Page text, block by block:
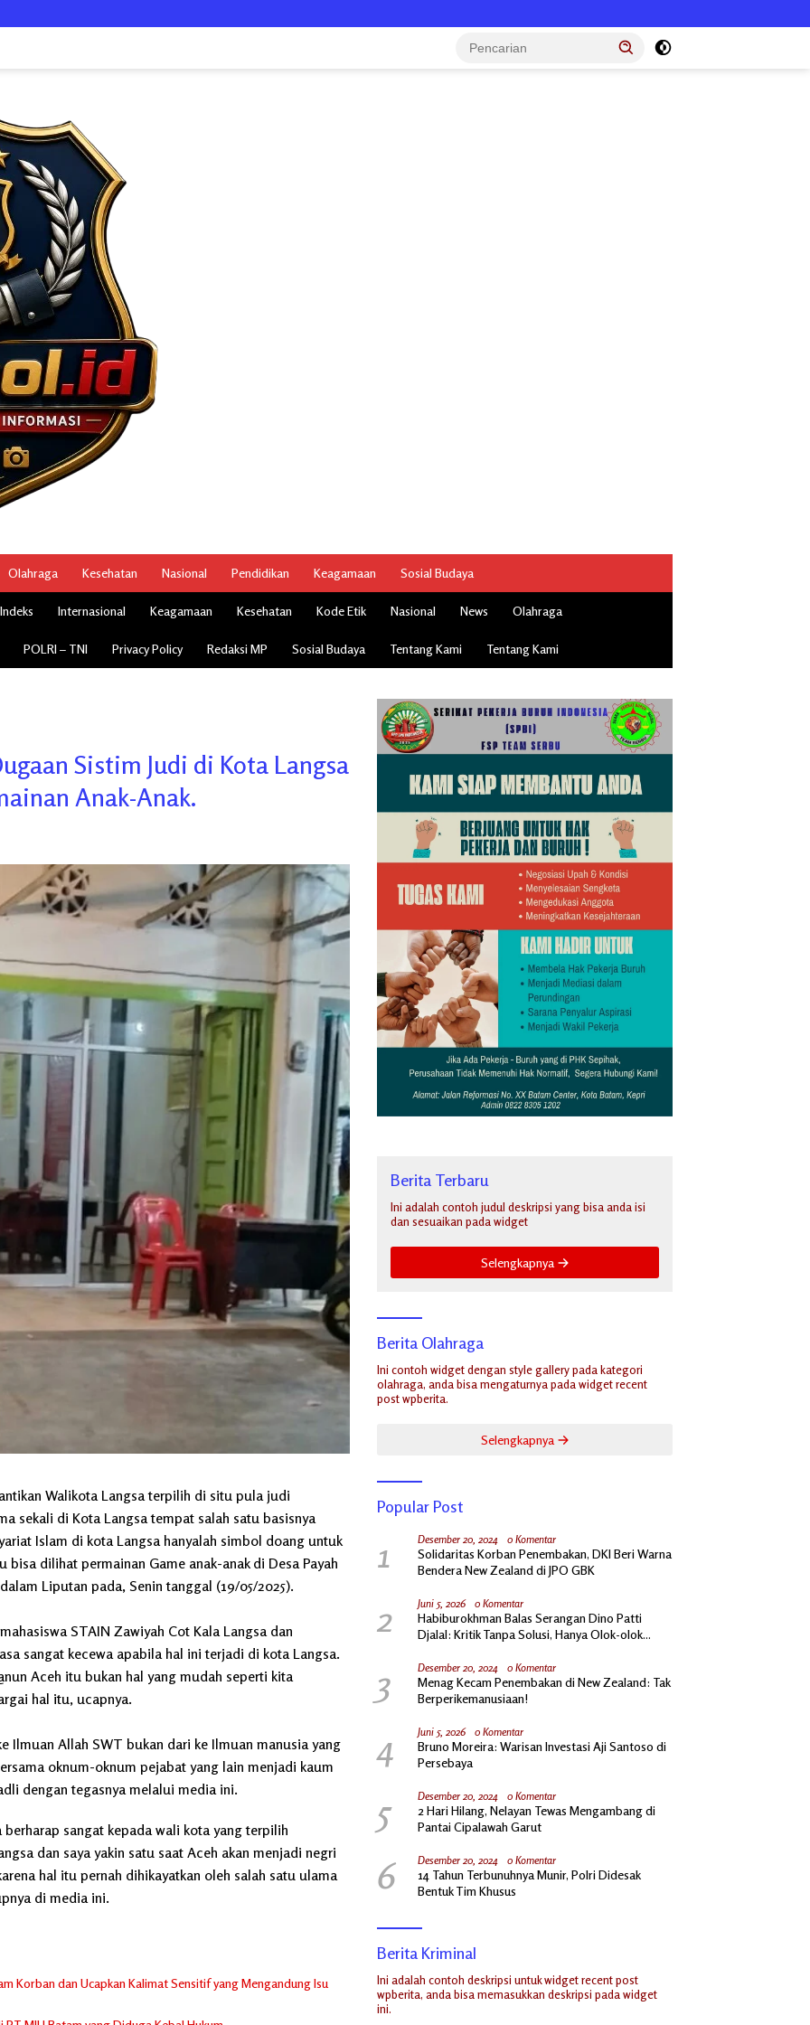
Olahraga Kesehatan Nasional Pendidikan Keagamaan Sosial Budaya
Indeks Internasional Keagamaan Kesehatan Kode Etik Nasional News Olahraga
POLRI – TNI Privacy Policy Redaksi MP Sosial Budaya Tentang Kami Tentang Kami
Sistim Judi di Kota Langsa
Anak-Anak.
Walikota Langsa terpilih di situ pula judi
sekali di Kota Langsa tempat salah satu basisnya
Islam di kota Langsa hanyalah simbol doang untuk
dilihat permainan Game anak-anak di Desa Payah
Liputan pada, Senin tanggal (19/05/2025).
STAIN Zawiyah Cot Kala Langsa dan
sangat kecewa apabila hal ini terjadi di kota Langsa.
Aceh itu bukan hal yang mudah seperti kita
hal itu, ucapnya.
Ilmuan Allah SWT bukan dari ke Ilmuan manusia yang
oknum-oknum pejabat yang lain menjadi kaum
dengan tegasnya melalui media ini.
sangat kepada wali kota yang terpilih
dan saya yakin satu saat Aceh akan menjadi negri
hal itu pernah dihikayatkan oleh salah satu ulama
di media ini.
Korban dan Ucapkan Kalimat Sensitif yang Mengandung Isu
Berita Terbaru
Ini adalah contoh judul deskripsi yang bisa anda isi
dan sesuaikan pada widget
Selengkapnya
Berita Olahraga
Ini contoh widget dengan style gallery pada kategori
olahraga, anda bisa mengaturnya pada widget recent
post wpberita.
Selengkapnya
Popular Post
1 Desember 20, 2024 0 Komentar
Solidaritas Korban Penembakan, DKI Beri Warna
Bendera New Zealand di JPO GBK
2 Juni 5, 2026 0 Komentar
Habiburokhman Balas Serangan Dino Patti
Djalal: Kritik Tanpa Solusi, Hanya Olok-olok
3 Desember 20, 2024 0 Komentar
Menag Kecam Penembakan di New Zealand: Tak
Berperikemanusiaan!
4 Juni 5, 2026 0 Komentar
Bruno Moreira: Warisan Investasi Aji Santoso di
Persebaya
5 Desember 20, 2024 0 Komentar
2 Hari Hilang, Nelayan Tewas Mengambang di
Pantai Cipalawah Garut
6 Desember 20, 2024 0 Komentar
14 Tahun Terbunuhnya Munir, Polri Didesak
Bentuk Tim Khusus
Berita Kriminal
Ini adalah contoh deskripsi untuk widget recent post
wpberita, anda bisa memasukkan deskripsi pada widget
ini.